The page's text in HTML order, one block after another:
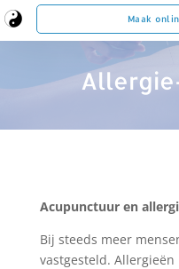
Maak
Acupunctuur en
Bij steeds meer
vastgesteld.